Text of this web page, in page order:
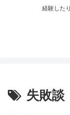
経験した
失敗談